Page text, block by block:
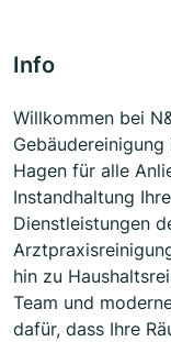
Info
Willkommen bei
Hagen für alle
Instandhaltung
Dienstleistungen
hin zu
Team und
dafür, dass Ihre